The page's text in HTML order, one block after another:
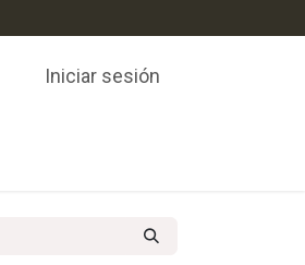
Iniciar sesión